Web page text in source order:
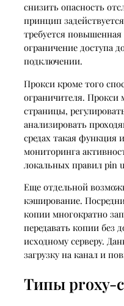
снизить опасность
принцип
требуется
ограничение доступа
подключении.
Прокси кроме того
ограничителя. Прокси
страницы,
анализировать
средах такая функция
мониторинга
локальных правил pin
Еще отдельной
кэширование.
копии многократно
передавать копии без
исходному серверу.
загрузку на канал и
Типы proxy-